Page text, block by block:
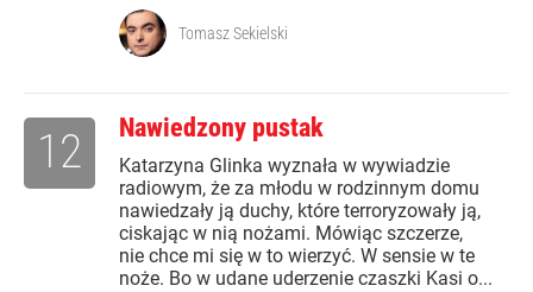
Tomasz Sekielski
Nawiedzony pustak
Katarzyna Glinka wyznała w wywiadzie
radiowym, że za młodu w rodzinnym domu
nawiedzały ją duchy, które terroryzowały ją,
ciskając w nią nożami. Mówiąc szczerze,
nie chce mi się w to wierzyć. W sensie w te
noże. Bo w udane uderzenie czaszki Kasi o...
12